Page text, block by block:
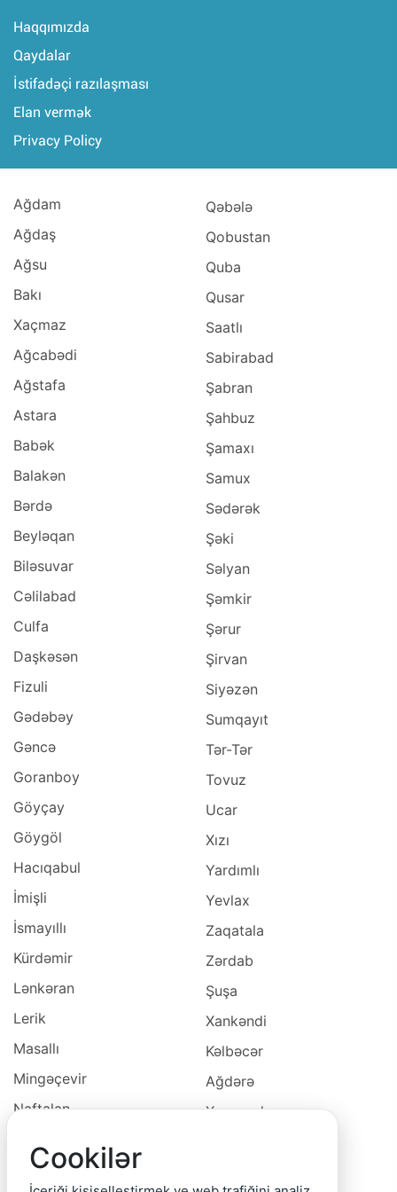
Haqqımızda
Qaydalar
İstifadəçi razılaşması
Elan vermək
Privacy Policy
Ağdam
Ağdaş
Ağsu
Bakı
Xaçmaz
Ağcabədi
Ağstafa
Astara
Babək
Balakən
Bərdə
Beyləqan
Biləsuvar
Cəlilabad
Culfa
Daşkəsən
Fizuli
Gədəbəy
Gəncə
Goranboy
Göyçay
Göygöl
Hacıqabul
İmişli
İsmayıllı
Kürdəmir
Lənkəran
Lerik
Masallı
Mingəçevir
Naftalan
Neftçala
Qəbələ
Qobustan
Quba
Qusar
Saatlı
Sabirabad
Şabran
Şahbuz
Şamaxı
Samux
Sədərək
Şəki
Səlyan
Şəmkir
Şərur
Şirvan
Siyəzən
Sumqayıt
Tər-Tər
Tovuz
Ucar
Xızı
Yardımlı
Yevlax
Zaqatala
Zərdab
Şuşa
Xankəndi
Kəlbəcər
Ağdərə
Xocavəd
Cookilər